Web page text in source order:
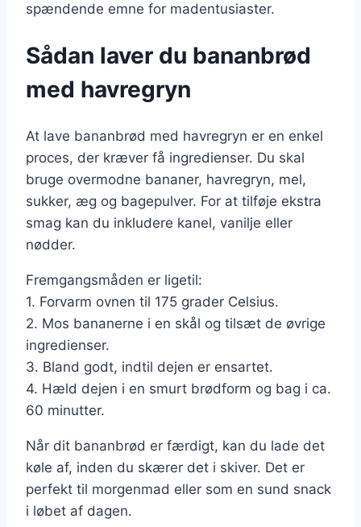
spændende emne for madentusiaster.
Sådan laver du bananbrød
med havregryn
At lave bananbrød med havregryn er en enkel
proces, der kræver få ingredienser. Du skal
bruge overmodne bananer, havregryn, mel,
sukker, æg og bagepulver. For at tilføje ekstra
smag kan du inkludere kanel, vanilje eller
nødder.
Fremgangsmåden er ligetil:
1. Forvarm ovnen til 175 grader Celsius.
2. Mos bananerne i en skål og tilsæt de øvrige
ingredienser.
3. Bland godt, indtil dejen er ensartet.
4. Hæld dejen i en smurt brødform og bag i ca.
60 minutter.
Når dit bananbrød er færdigt, kan du lade det
køle af, inden du skærer det i skiver. Det er
perfekt til morgenmad eller som en sund snack
i løbet af dagen.